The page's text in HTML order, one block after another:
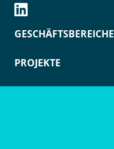
GESCHÄFTSBEREICHE
PROJEKTE